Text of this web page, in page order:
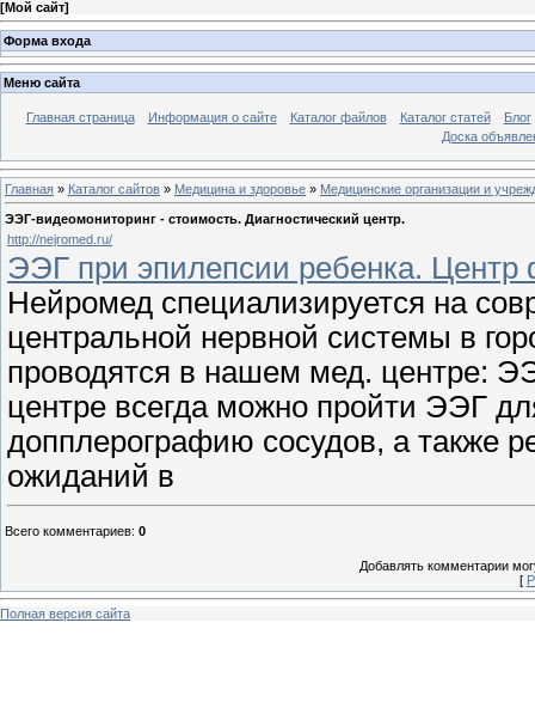
[Мой сайт]
Форма входа
Меню сайта
Главная страница Информация о сайте Каталог файлов Каталог статей
Блог
Доска
Главная » Каталог сайтов » Медицина и здоровье » Медицинские организации и
ЭЭГ-видеомониторинг - стоимость. Диагностический центр.
http://nejromed.ru/
ЭЭГ при эпилепсии ребенка. Центр
Нейромед специализируется на
центральной нервной системы в
проводятся в нашем мед. центре:
центре всегда можно пройти ЭЭГ
допплерографию сосудов, а также
ожиданий в
Всего комментариев: 0
Добавлять комментарии
[
Полная версия сайта